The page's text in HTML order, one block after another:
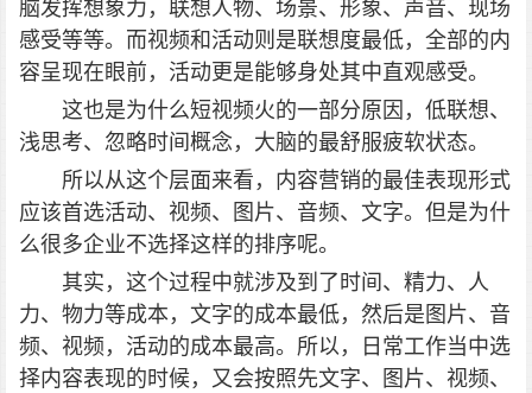
脑发挥想象力，联想人物、场景、形象、声音、现场
感受等等。而视频和活动则是联想度最低，全部的内
容呈现在眼前，活动更是能够身处其中直观感受。
这也是为什么短视频火的一部分原因，低联想、
浅思考、忽略时间概念，大脑的最舒服疲软状态。
所以从这个层面来看，内容营销的最佳表现形式
应该首选活动、视频、图片、音频、文字。但是为什
么很多企业不选择这样的排序呢。
其实，这个过程中就涉及到了时间、精力、人
力、物力等成本，文字的成本最低，然后是图片、音
频、视频，活动的成本最高。所以，日常工作当中选
择内容表现的时候，又会按照先文字、图片、视频、